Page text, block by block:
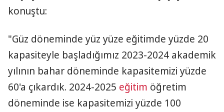
konuştu:
"Güz döneminde yüz yüze eğitimde yüzde 20
kapasiteyle başladığımız 2023-2024 akademik
yılının bahar döneminde kapasitemizi yüzde
60'a çıkardık. 2024-2025 eğitim öğretim
döneminde ise kapasitemizi yüzde 100